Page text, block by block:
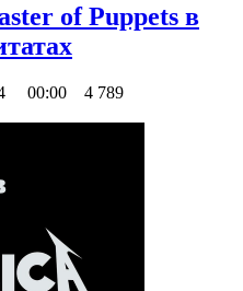
of Puppets в
00:00 4 789